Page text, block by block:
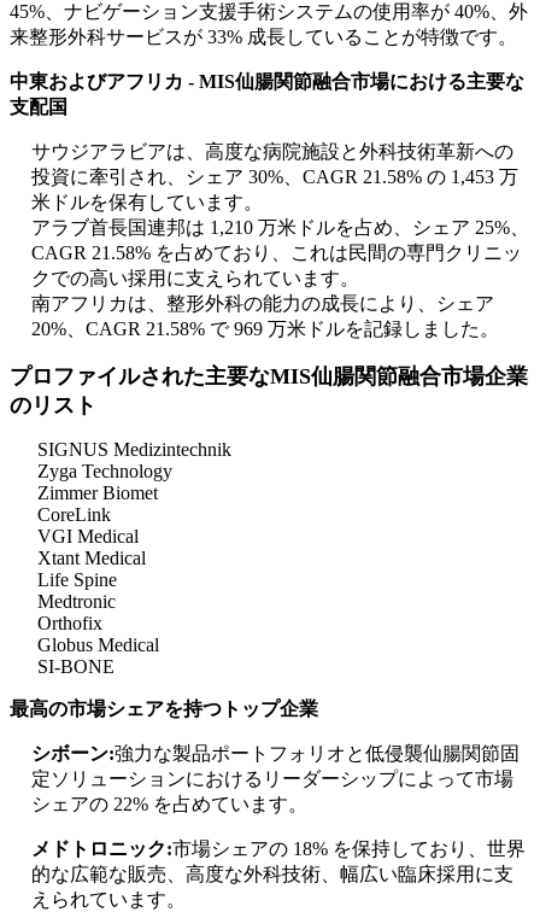
45%、ナビゲーション支援手術システムの使用率が 40%、外
来整形外科サービスが 33% 成長していることが特徴です。
中東およびアフリカ - MIS仙腸関節融合市場における主要な
支配国
サウジアラビアは、高度な病院施設と外科技術革新への
投資に牽引され、シェア 30%、CAGR 21.58% の 1,453 万
米ドルを保有しています。
アラブ首長国連邦は 1,210 万米ドルを占め、シェア 25%、
CAGR 21.58% を占めており、これは民間の専門クリニッ
クでの高い採用に支えられています。
南アフリカは、整形外科の能力の成長により、シェア
20%、CAGR 21.58% で 969 万米ドルを記録しました。
プロファイルされた主要なMIS仙腸関節融合市場企業
のリスト
SIGNUS Medizintechnik
Zyga Technology
Zimmer Biomet
CoreLink
VGI Medical
Xtant Medical
Life Spine
Medtronic
Orthofix
Globus Medical
SI-BONE
最高の市場シェアを持つトップ企業
シボーン:強力な製品ポートフォリオと低侵襲仙腸関節固
定ソリューションにおけるリーダーシップによって市場
シェアの 22% を占めています。
メドトロニック:市場シェアの 18% を保持しており、世界
的な広範な販売、高度な外科技術、幅広い臨床採用に支
えられています。